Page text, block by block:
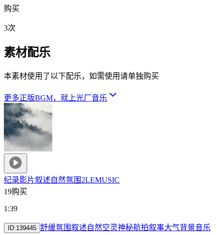
购买
3次
素材配乐
本素材使用了以下配乐，如需使用请单独购买
更多正版BGM，就上光厂音乐
纪录影片叙述自然氛围2LEMUSIC
19购买
1:39
ID:139445 舒缓氛围叙述自然空灵神秘航拍叙事大气背景音乐